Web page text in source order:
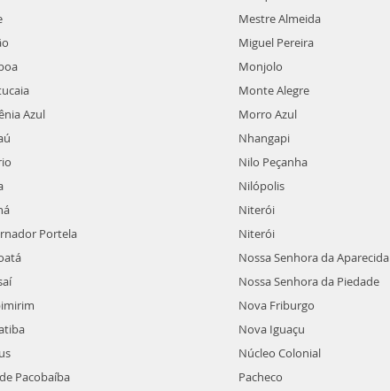
Azul
Portela
Pacobaíba
Mestre Almeida
Miguel Pereira
Monjolo
Monte Alegre
Morro Azul
Nhangapi
Nilo Peçanha
Nilópolis
Niterói
Niterói
Nossa Senhora da Aparecida
Nossa Senhora da Piedade
Nova Friburgo
Nova Iguaçu
Núcleo Colonial
Pacheco